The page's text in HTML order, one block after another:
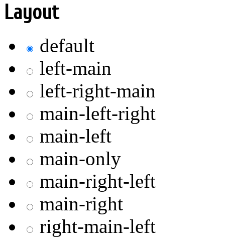
Layout
default
left-main
left-right-main
main-left-right
main-left
main-only
main-right-left
main-right
right-main-left